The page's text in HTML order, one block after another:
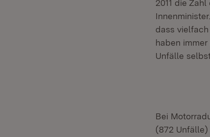
2011 die
dass
haben
Unfälle
Bei
(872